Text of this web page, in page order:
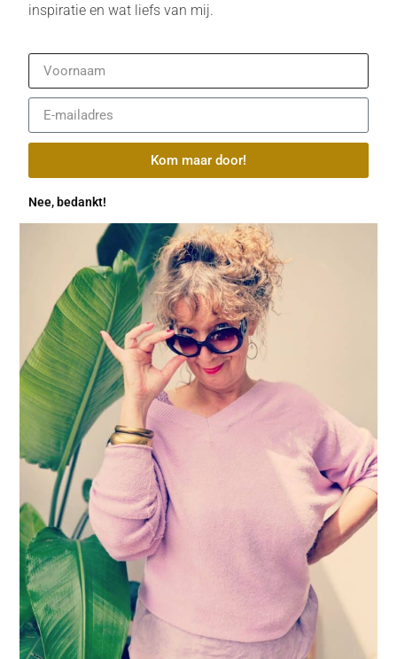
5 maart 2020
Brief van Katrin – Een ervaring full colour met beide
inspiratie en wat liefs van mij.
Kom maar door!
Nee, bedankt!